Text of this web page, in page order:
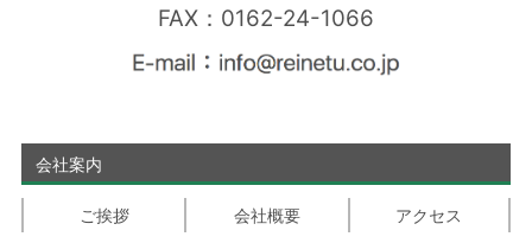
FAX：0162-24-1066
会社案内
ご挨拶 会社概要 アクセス